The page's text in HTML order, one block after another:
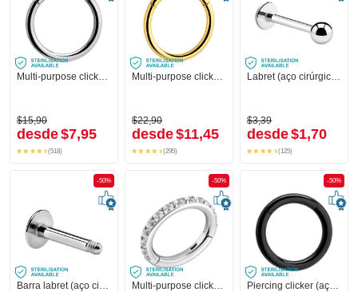
Multi-purpose clicker (aço cirúrgico, prata, acabamento brilhante)
$15,90
desde$7,95
(518)
Multi-purpose clicker (aço cirúrgico, ouro, acabamento brilhante)
$22,90
desde$11,45
(295)
Labret (aço cirúrgico, prata, acabamento brilhante)
$3,39
desde$1,70
(125)
-50% -50%
Multi-purpose clicker (aço cirúrgico, prata, acabamento brilhante) com pedras de cristal
-50%
Piercing clicker (aço cirúrgico, preto, brilhante)